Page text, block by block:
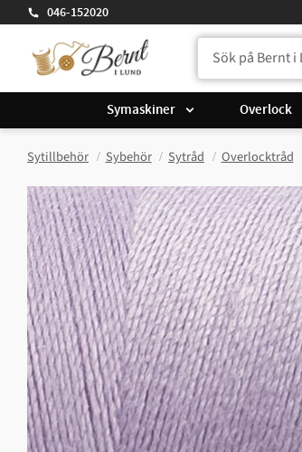
046-152020
Symaskiner Overlock
Sytillbehör Sybehör Sytråd Overlocktråd